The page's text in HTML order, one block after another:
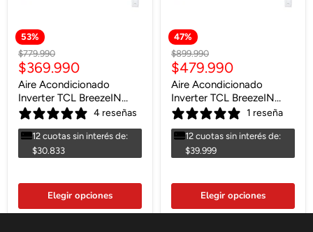
53%
Precio
original
$779.990
Precio
actual
$369.990
Aire Acondicionado
Inverter TCL BreezeIN
18000 BTU WIFI4 reseñas
12 cuotas sin interés de:
$30.833
Elegir opciones
47%
Precio
original
$899.990
Precio
actual
$479.990
Aire Acondicionado
Inverter TCL BreezeIN
24000 BTU WIFI1 reseña
12 cuotas sin interés de:
$39.999
Elegir opciones